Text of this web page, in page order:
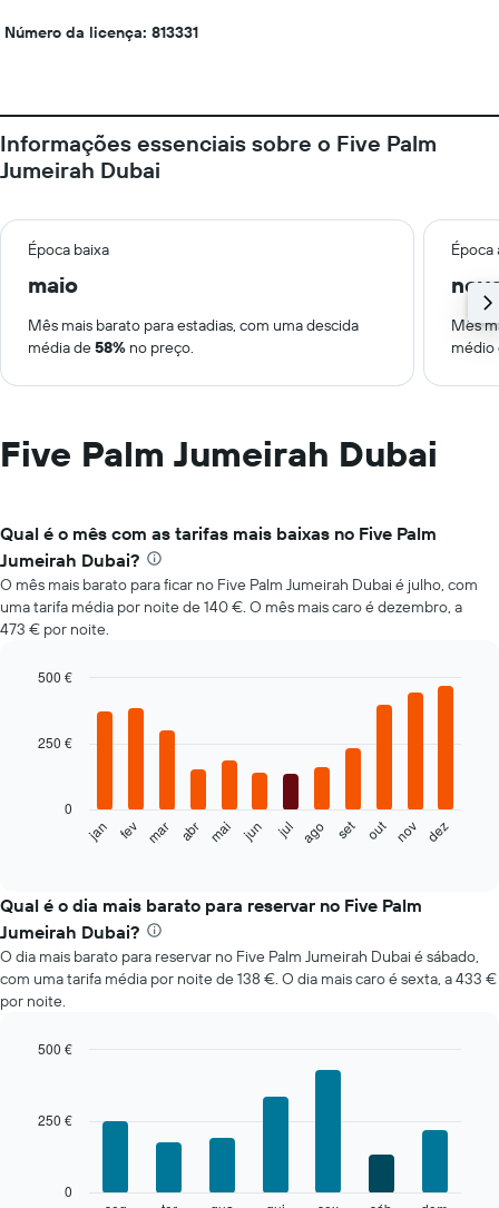
Número da licença: 813331
Informações essenciais sobre o Five Palm
Jumeirah Dubai
Época baixa Época
maio
Mês mais barato para estadias, com uma descida
média de58% no preço.
Mês
Five Palm Jumeirah Dubai
Qual é o mês com as tarifas mais baixas no Five Palm
Jumeirah Dubai?
O mês mais barato para ficar no Five Palm Jumeirah Dubai é julho, com
uma tarifa média por noite de 140 €. O mês mais caro é dezembro, a
473 € por noite.
with
12
o
preço
médio
de
um
quarto
cada
gráfico
apresenta
abcissa.
jan fev mar abr mai jun jul ago set out nov dez
0
250 €
500 €
Qual é o dia mais barato para reservar no Five Palm
Jumeirah Dubai?
O dia mais barato para reservar no Five Palm Jumeirah Dubai é sábado,
com uma tarifa média por noite de 138 €. O dia mais caro é sexta, a 433 €
por noite.
0
250 €
500 €